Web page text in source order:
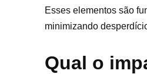
Esses elementos são
minimizando
Qual o